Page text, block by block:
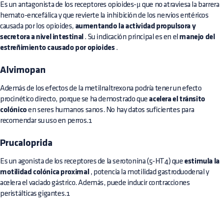
Es un antagonista de los receptores opioides-μ que no atraviesa la barrera
hemato-encefálica y que revierte la inhibición de los nervios entéricos
causada por los opioides, aumentando la actividad propulsora y
secretora a nivel intestinal . Su indicación principal es en el manejo del
estreñimiento causado por opioides.
Alvimopan
Además de los efectos de la metilnaltrexona podría tener un efecto
procinético directo, porque se ha demostrado que acelera el tránsito
colónico en seres humanos sanos. No hay datos suficientes para
recomendar su uso en perros.1
Prucaloprida
Es un agonista de los receptores de la serotonina (5-HT4) que estimula la
motilidad colónica proximal , potencia la motilidad gastroduodenal y
acelera el vaciado gástrico. Además, puede inducir contracciones
peristálticas gigantes.1